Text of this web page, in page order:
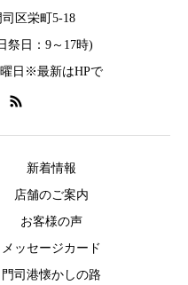
区栄町5-18
日：9～17時)
日※最新はHPで
新着情報
店舗のご案内
お客様の声
メッセージカード
門司港懐かしの路